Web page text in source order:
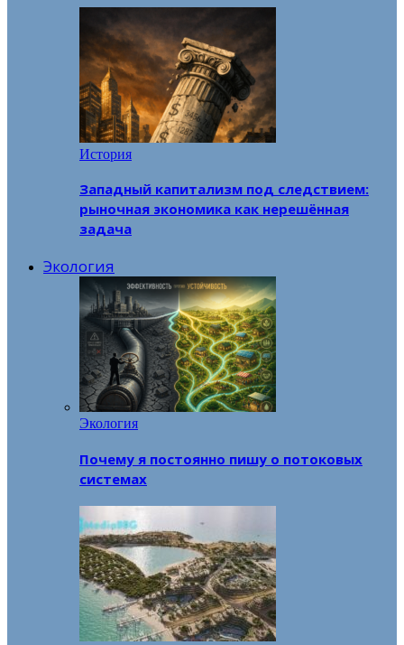
История
Западный капитализм под следствием:
рыночная экономика как нерешённая
задача
Экология
Экология
Почему я постоянно пишу о потоковых
системах